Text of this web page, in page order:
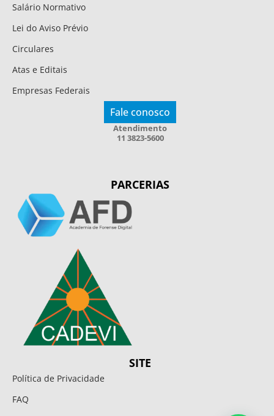
Salário Normativo
Lei do Aviso Prévio
Circulares
Atas e Editais
Empresas Federais
Fale conosco
Atendimento
11 3823-5600
PARCERIAS
SITE
Política de Privacidade
FAQ